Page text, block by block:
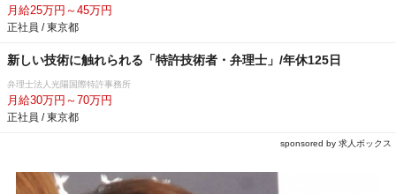
月給25万円～45万円
正社員 / 東京都
新しい技術に触れられる「特許技術者・弁理士」/年休125日
弁理士法人光陽国際特許事務所
月給30万円～70万円
正社員 / 東京都
sponsored by 求人ボックス